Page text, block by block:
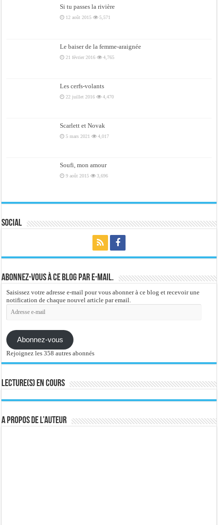
Si tu passes la rivière
12 août 2015 5,571
Le baiser de la femme-araignée
21 février 2016 4,765
Les cerfs-volants
22 juillet 2016 4,470
Scarlett et Novak
5 mars 2021 4,017
Soufi, mon amour
9 août 2015 3,696
Social
Abonnez-vous à ce blog par e-mail.
Saisissez votre adresse e-mail pour vous abonner à ce blog et recevoir une
notification de chaque nouvel article par email.
Adresse
e-
Abonnez-vous
Rejoignez les 358 autres abonnés
Lecture(s) en cours
A propos de l’auteur